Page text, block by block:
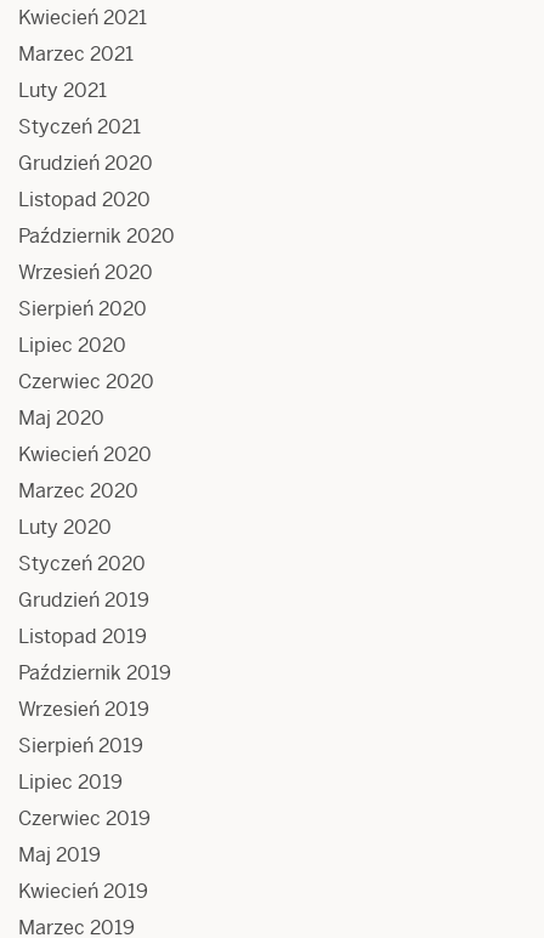
Kwiecień 2021
Marzec 2021
Luty 2021
Styczeń 2021
Grudzień 2020
Listopad 2020
Październik 2020
Wrzesień 2020
Sierpień 2020
Lipiec 2020
Czerwiec 2020
Maj 2020
Kwiecień 2020
Marzec 2020
Luty 2020
Styczeń 2020
Grudzień 2019
Listopad 2019
Październik 2019
Wrzesień 2019
Sierpień 2019
Lipiec 2019
Czerwiec 2019
Maj 2019
Kwiecień 2019
Marzec 2019